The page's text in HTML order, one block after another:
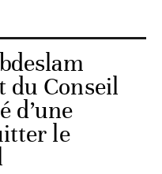
du Conseil
d’une
le